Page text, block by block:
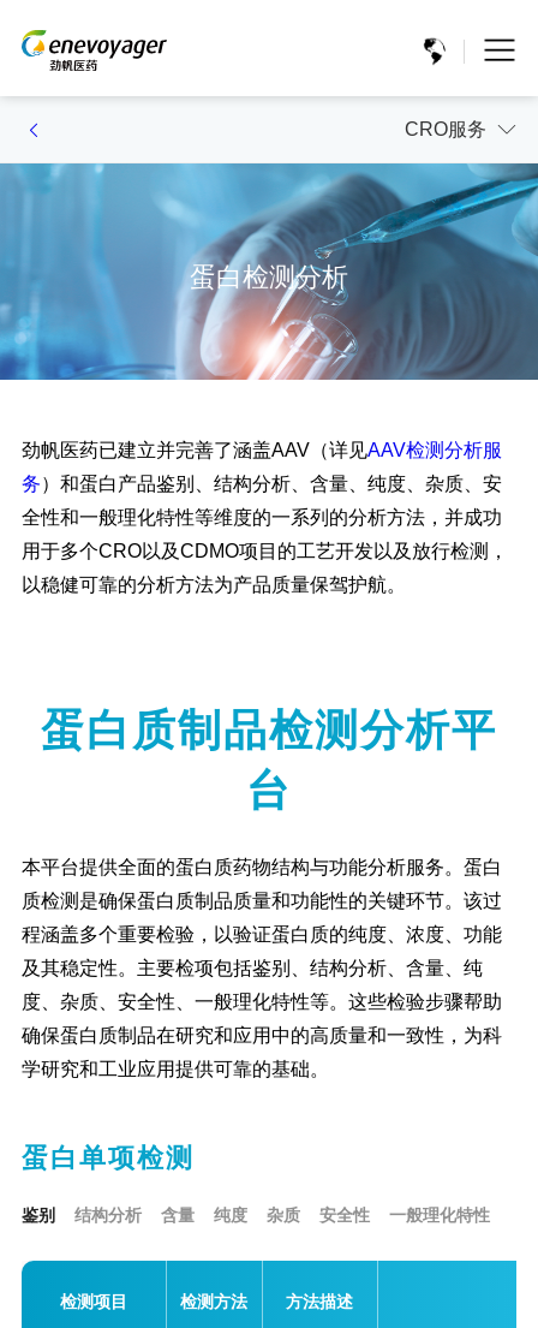
CRO服务
蛋白检测分析
劲帆医药已建立并完善了涵盖AAV（详见AAV检测分析服
务）和蛋白产品鉴别、结构分析、含量、纯度、杂质、安
全性和一般理化特性等维度的一系列的分析方法，并成功
用于多个CRO以及CDMO项目的工艺开发以及放行检测，
以稳健可靠的分析方法为产品质量保驾护航。
蛋白质制品检测分析平
台
本平台提供全面的蛋白质药物结构与功能分析服务。蛋白
质检测是确保蛋白质制品质量和功能性的关键环节。该过
程涵盖多个重要检验，以验证蛋白质的纯度、浓度、功能
及其稳定性。主要检项包括鉴别、结构分析、含量、纯
度、杂质、安全性、一般理化特性等。这些检验步骤帮助
确保蛋白质制品在研究和应用中的高质量和一致性，为科
学研究和工业应用提供可靠的基础。
蛋白单项检测
鉴别 结构分析 含量 纯度 杂质 安全性 一般理化特性
检测项目 检测方法 方法描述